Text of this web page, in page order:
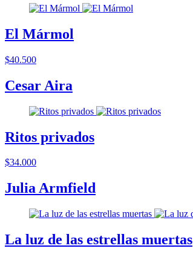
El Mármol
$40.500
Cesar Aira
Ritos privados
$34.000
Julia Armfield
La luz de las estrellas muertas